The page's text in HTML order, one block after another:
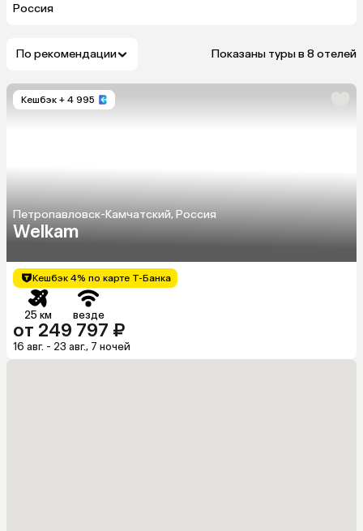
Россия
По рекомендации Показаны туры в 8 отелей
Кешбэк + 4 995
Петропавловск-Камчатский, Россия
Welkam
Кешбэк 4% по карте Т-Банка
25 км везде
от 249 797 ₽
16 авг. - 23 авг., 7 ночей